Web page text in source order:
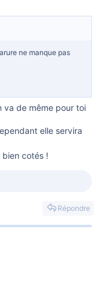
ne manque pas
va de même pour toi
elle servira
cotés !
Répondre